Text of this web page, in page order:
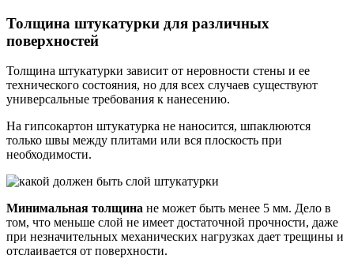
Толщина штукатурки для различных
поверхностей
Толщина штукатурки зависит от неровности стены и ее
технического состояния, но для всех случаев существуют
универсальные требования к нанесению.
На гипсокартон штукатурка не наносится, шпаклюются
только швы между плитами или вся плоскость при
необходимости.
Минимальная толщина не может быть менее 5 мм. Дело в
том, что меньше слой не имеет достаточной прочности, даже
при незначительных механических нагрузках дает трещины и
отслаивается от поверхности.